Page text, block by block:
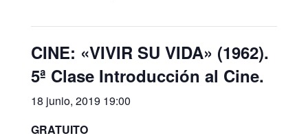
CINE: «VIVIR SU VIDA» (1962).
5ª Clase Introducción al Cine.
18 junio, 2019 19:00
GRATUITO